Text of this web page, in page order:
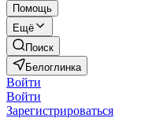
Помощь
Ещё
Поиск
Белоглинка
Войти
Войти
Зарегистрироваться